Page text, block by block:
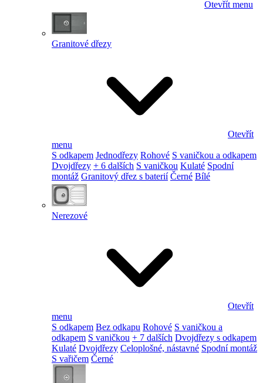
Otevřít menu
Granitové dřezy
Otevřít
menu
S odkapem Jednodřezy Rohové S vaničkou a odkapem
Dvojdřezy + 6 dalších S vaničkou Kulaté Spodní
montáž Granitový dřez s baterií Černé Bílé
Nerezové
Otevřít
menu
S odkapem Bez odkapu Rohové S vaničkou a
odkapem S vaničkou + 7 dalších Dvojdřezy s odkapem
Kulaté Dvojdřezy Celoplošné, nástavné Spodní montáž
S vařičem Černé